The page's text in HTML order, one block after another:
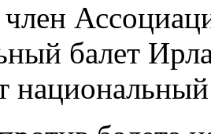
балет